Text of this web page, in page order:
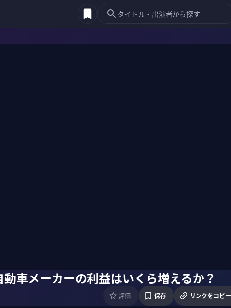
車メーカーの利益はいくら増えるか？
評価 保存 リンクをコピー